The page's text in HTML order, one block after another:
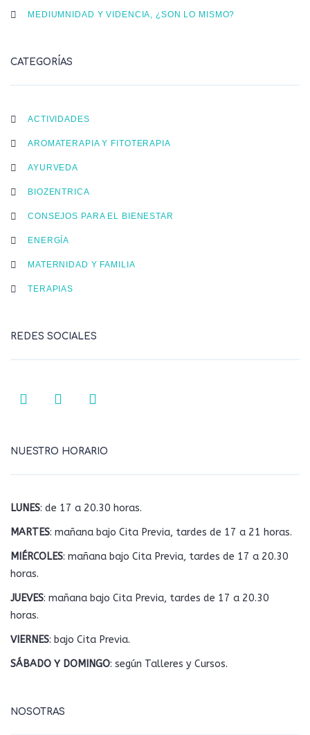
MEDIUMNIDAD Y VIDENCIA, ¿SON LO MISMO?
CATEGORÍAS
ACTIVIDADES
AROMATERAPIA Y FITOTERAPIA
AYURVEDA
BIOZENTRICA
CONSEJOS PARA EL BIENESTAR
ENERGÍA
MATERNIDAD Y FAMILIA
TERAPIAS
REDES SOCIALES
NUESTRO HORARIO
LUNES: de 17 a 20.30 horas.
MARTES: mañana bajo Cita Previa, tardes de 17 a 21 horas.
MIÉRCOLES: mañana bajo Cita Previa, tardes de 17 a 20.30
horas.
JUEVES: mañana bajo Cita Previa, tardes de 17 a 20.30
horas.
VIERNES: bajo Cita Previa.
SÁBADO Y DOMINGO: según Talleres y Cursos.
NOSOTRAS